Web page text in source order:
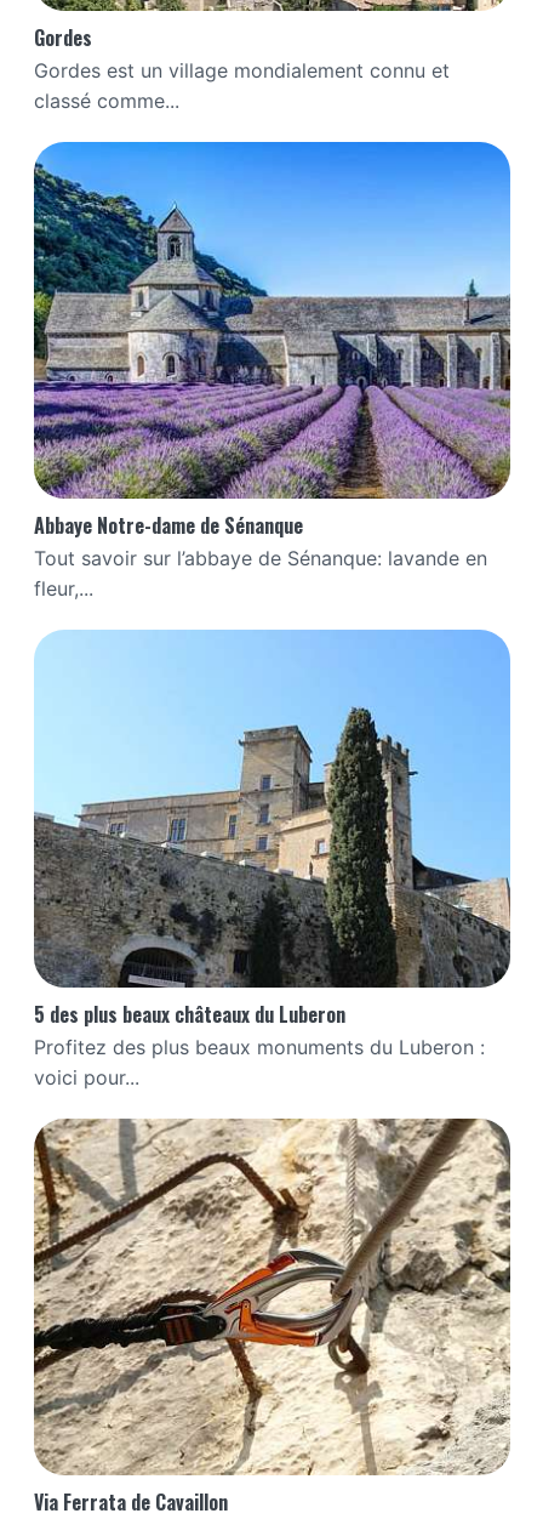
Gordes
Gordes est un village mondialement connu et
classé comme...
Abbaye Notre-dame de Sénanque
Tout savoir sur l’abbaye de Sénanque: lavande en
fleur,...
5 des plus beaux châteaux du Luberon
Profitez des plus beaux monuments du Luberon :
voici pour...
Via Ferrata de Cavaillon